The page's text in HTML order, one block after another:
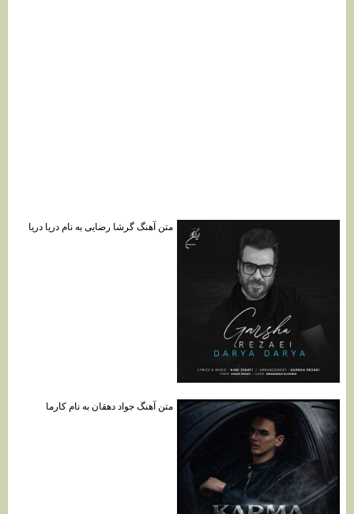
متن آهنگ گرشا رضایی به نام دریا دریا
متن آهنگ جواد دهقان به نام کارما